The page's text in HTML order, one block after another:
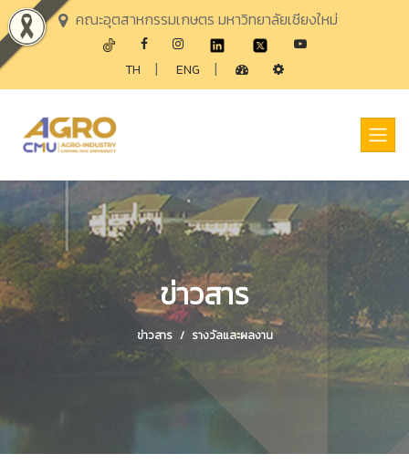
คณะอุตสาหกรรมเกษตร มหาวิทยาลัยเชียงใหม่
TH | ENG |
ข่าวสาร
ข่าวสาร รางวัลและผลงาน